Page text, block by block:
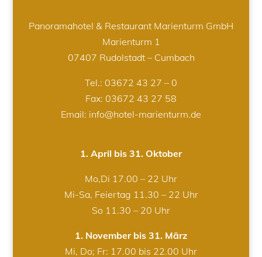
Panoramahotel & Restaurant Marienturm GmbH
Marienturm 1
07407 Rudolstadt – Cumbach
Tel.: 03672 43 27 – 0
Fax: 03672 43 27 58
Email: info@hotel-marienturm.de
1. April bis 31. Oktober
Mo,Di 17.00 – 22 Uhr
Mi-Sa, Feiertag 11.30 – 22 Uhr
So 11.30 – 20 Uhr
1. November bis 31. März
Mi, Do; Fr: 17.00 bis 22.00 Uhr